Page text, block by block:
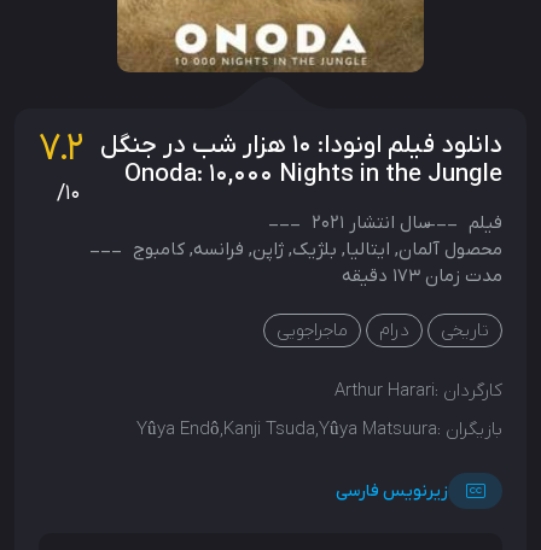
دانلود فیلم اونودا: ۱۰ هزار شب در جنگل
Onoda: 10,000 Nights in the Jungle
7.2
/10
فیلم سال انتشار 2021
محصول آلمان, ایتالیا, بلژیک, ژاپن, فرانسه, کامبوج
مدت زمان 173 دقیقه
تاریخی درام ماجراجویی
کارگردان :Arthur Harari
بازیگران :Yûya Endô,Kanji Tsuda,Yûya Matsuura
زیرنویس فارسی